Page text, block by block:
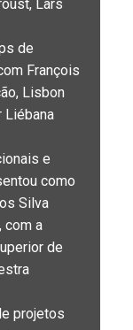
Lars
de
François
Lisbon
Liébana
e
como
Silva
com a
de
projetos